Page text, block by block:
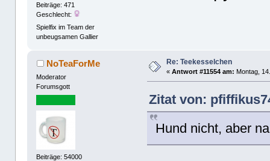
Beiträge: 471
Geschlecht:
Spielfix im Team der
unbeugsamen Gallier
NoTeaForMe
Moderator
Forumsgott
Beiträge: 54000
Re: Teekesselchen
«Antwort #11554 am: Montag,
Zitat von:
Hund nicht, aber